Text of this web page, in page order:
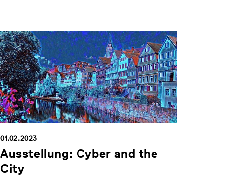
01.02.2023
Ausstellung: Cyber and the
City